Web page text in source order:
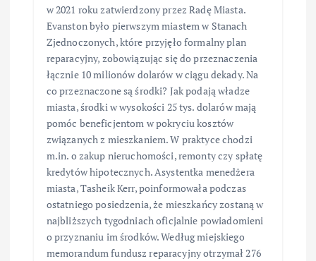
w 2021 roku zatwierdzony przez Radę Miasta.
Evanston było pierwszym miastem w Stanach
Zjednoczonych, które przyjęło formalny plan
reparacyjny, zobowiązując się do przeznaczenia
łącznie 10 milionów dolarów w ciągu dekady. Na
co przeznaczone są środki? Jak podają władze
miasta, środki w wysokości 25 tys. dolarów mają
pomóc beneficjentom w pokryciu kosztów
związanych z mieszkaniem. W praktyce chodzi
m.in. o zakup nieruchomości, remonty czy spłatę
kredytów hipotecznych. Asystentka menedżera
miasta, Tasheik Kerr, poinformowała podczas
ostatniego posiedzenia, że mieszkańcy zostaną w
najbliższych tygodniach oficjalnie powiadomieni
o przyznaniu im środków. Według miejskiego
memorandum fundusz reparacyjny otrzymał 276